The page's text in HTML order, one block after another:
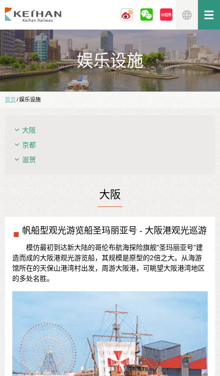
娱乐设施
首页/娱乐设施
大阪
京都
滋贺
大阪
帆船型观光游览船圣玛丽亚号 - 大阪港观光巡游
模仿最初到达新大陆的哥伦布航海探险旗舰"圣玛丽亚号"建
造而成的大阪港观光游览船，其规模是原型的2倍之大。从海游
馆所在的天保山港湾村出发，周游大阪港，可眺望大阪港湾地区
的多处名胜。